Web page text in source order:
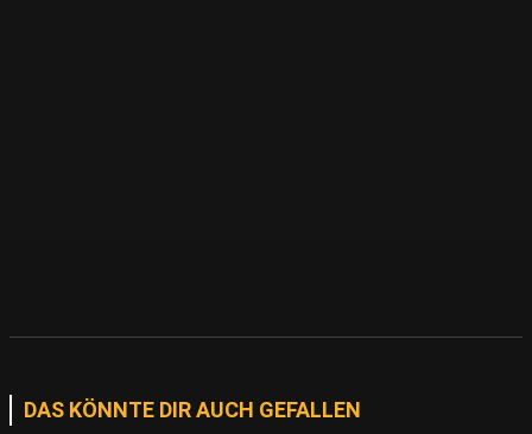
DAS KÖNNTE DIR AUCH GEFALLEN